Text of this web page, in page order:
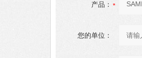
产品：
您的单位：